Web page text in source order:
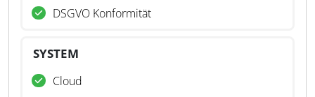
DSGVO Konformität
SYSTEM
Cloud